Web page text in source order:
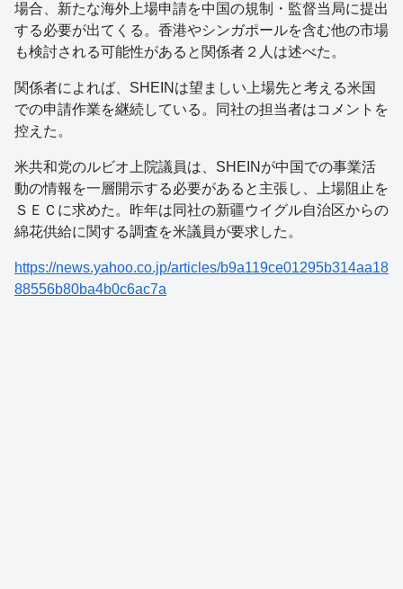
場合、新たな海外上場申請を中国の規制・監督当局に提出
する必要が出てくる。香港やシンガポールを含む他の市場
も検討される可能性があると関係者２人は述べた。
関係者によれば、SHEINは望ましい上場先と考える米国
での申請作業を継続している。同社の担当者はコメントを
控えた。
米共和党のルビオ上院議員は、SHEINが中国での事業活
動の情報を一層開示する必要があると主張し、上場阻止を
ＳＥＣに求めた。昨年は同社の新疆ウイグル自治区からの
綿花供給に関する調査を米議員が要求した。
https://news.yahoo.co.jp/articles/b9a119ce01295b314aa18
88556b80ba4b0c6ac7a